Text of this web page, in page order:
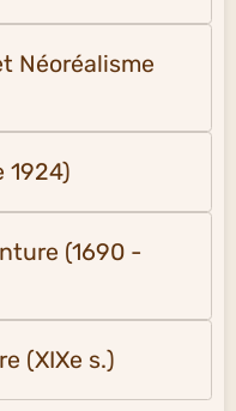
Néoréalisme
1924)
(1690 -
(XIXe s.)